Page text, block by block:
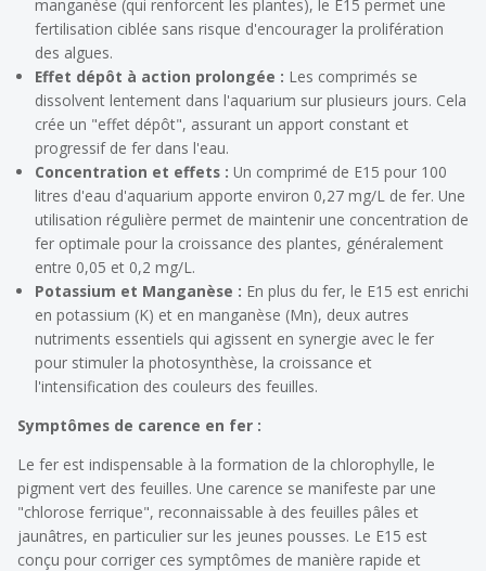
manganèse (qui renforcent les plantes), le E15 permet une
fertilisation ciblée sans risque d'encourager la prolifération
des algues.
Effet dépôt à action prolongée : Les comprimés se
dissolvent lentement dans l'aquarium sur plusieurs jours. Cela
crée un "effet dépôt", assurant un apport constant et
progressif de fer dans l'eau.
Concentration et effets : Un comprimé de E15 pour 100
litres d'eau d'aquarium apporte environ 0,27 mg/L de fer. Une
utilisation régulière permet de maintenir une concentration de
fer optimale pour la croissance des plantes, généralement
entre 0,05 et 0,2 mg/L.
Potassium et Manganèse : En plus du fer, le E15 est enrichi
en potassium (K) et en manganèse (Mn), deux autres
nutriments essentiels qui agissent en synergie avec le fer
pour stimuler la photosynthèse, la croissance et
l'intensification des couleurs des feuilles.
Symptômes de carence en fer :
Le fer est indispensable à la formation de la chlorophylle, le
pigment vert des feuilles. Une carence se manifeste par une
"chlorose ferrique", reconnaissable à des feuilles pâles et
jaunâtres, en particulier sur les jeunes pousses. Le E15 est
conçu pour corriger ces symptômes de manière rapide et